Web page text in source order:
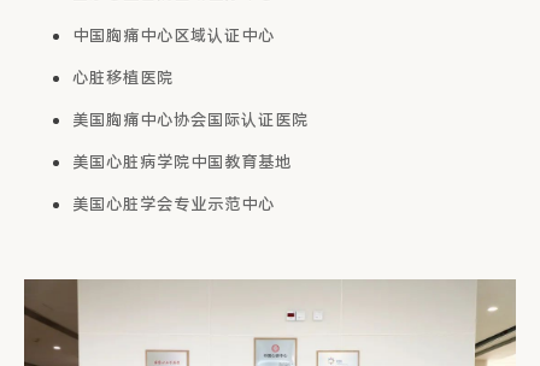
中国胸痛中心区域认证中心
心脏移植医院
美国胸痛中心协会国际认证医院
美国心脏病学院中国教育基地
美国心脏学会专业示范中心